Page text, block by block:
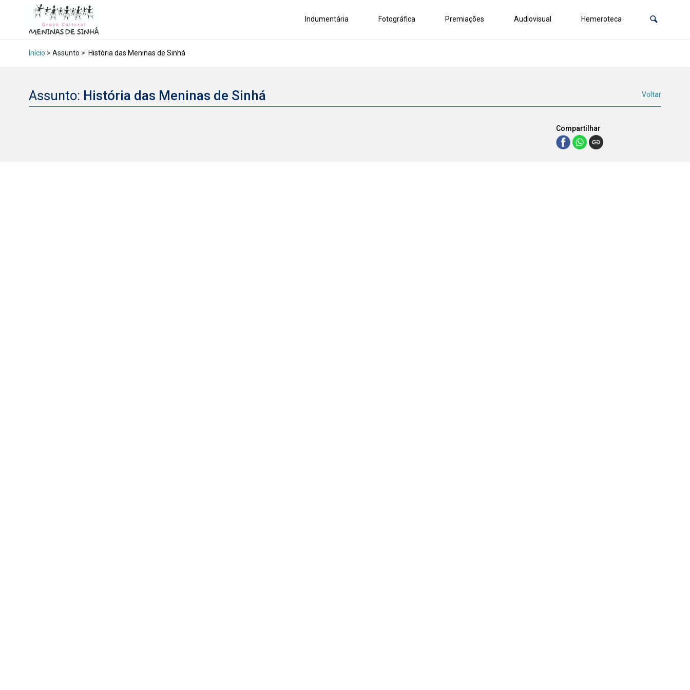
Indumentária Fotográfica Premiações Audiovisual Hemeroteca
Início > Assunto > História das Meninas de Sinhá
Assunto: História das Meninas de Sinhá Voltar
Compartilhar